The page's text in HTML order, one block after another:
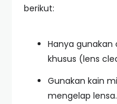
berikut:
Hanya
khusus (lens
Gunakan kain
mengelap